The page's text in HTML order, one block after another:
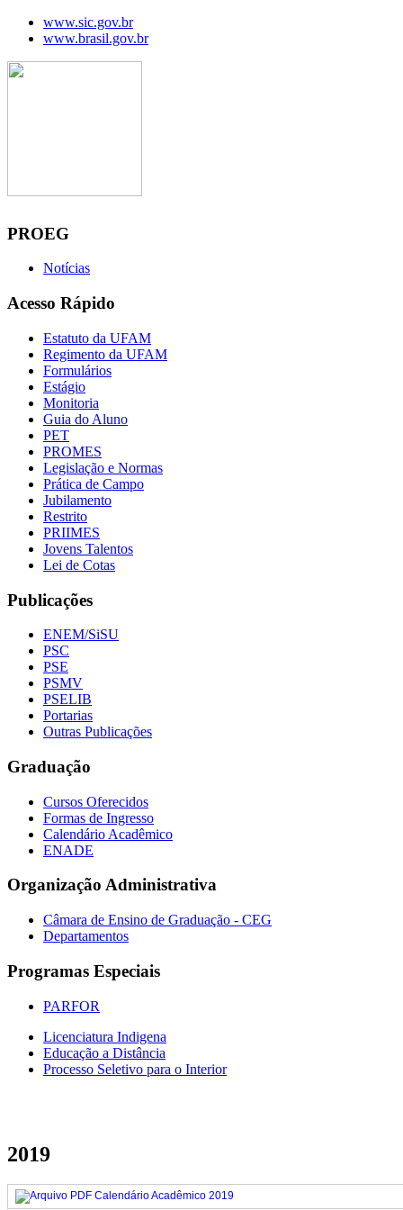
www.sic.gov.br
www.brasil.gov.br
PROEG
Notícias
Acesso Rápido
Estatuto da UFAM
Regimento da UFAM
Formulários
Estágio
Monitoria
Guia do Aluno
PET
PROMES
Legislação e Normas
Prática de Campo
Jubilamento
Restrito
PRIIMES
Jovens Talentos
Lei de Cotas
Publicações
ENEM/SiSU
PSC
PSE
PSMV
PSELIB
Portarias
Outras Publicações
Graduação
Cursos Oferecidos
Formas de Ingresso
Calendário Acadêmico
ENADE
Organização Administrativa
Câmara de Ensino de Graduação - CEG
Departamentos
Programas Especiais
PARFOR
Licenciatura Indigena
Educação a Distância
Processo Seletivo para o Interior
2019
Calendário Acadêmico 2019